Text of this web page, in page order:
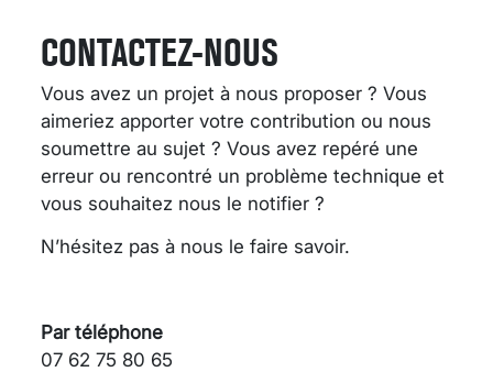
CONTACTEZ-NOUS
Vous avez un projet à nous proposer ? Vous
aimeriez apporter votre contribution ou nous
soumettre au sujet ? Vous avez repéré une
erreur ou rencontré un problème technique et
vous souhaitez nous le notifier ?
N’hésitez pas à nous le faire savoir.
Par téléphone
07 62 75 80 65